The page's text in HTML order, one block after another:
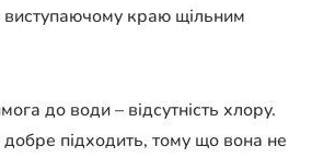
виступаючому краю щільним
до води – відсутність хлору.
підходить, тому що вона не